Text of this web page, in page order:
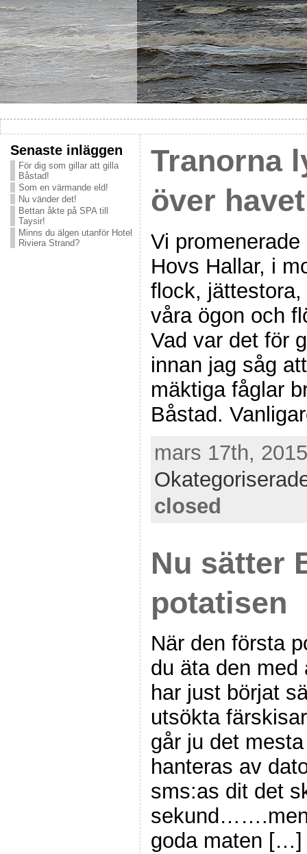
Senaste inläggen
För dig som gillar att gilla
Båstad!
Som en värmande eld!
Nu vänder det!
Bettan åkte på SPA till
Taysir!
Minns du älgen utanför Hotel
Riviera Strand?
Tranorna
över
Vi promenerade
Hovs Hallar, i
flock,
våra ögon och
Vad var det för
innan jag såg
mäktiga fåglar
Båstad.
mars 17th,
closed
Nu sätter
potatisen
När den första
du äta den med
har just börjat
utsökta
går ju det
hanteras av
sms:as dit det
sekund…….men
goda maten […]